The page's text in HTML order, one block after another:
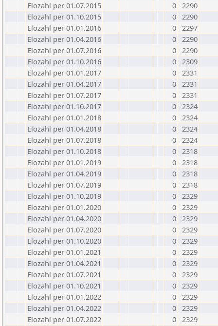
Elozahl per 01.07.2015
0 2290
Elozahl per 01.10.2015
0 2290
Elozahl per 01.01.2016
0 2297
Elozahl per 01.04.2016
0 2290
Elozahl per 01.07.2016
0 2290
Elozahl per 01.10.2016
0 2309
Elozahl per 01.01.2017
0 2331
Elozahl per 01.04.2017
0 2331
Elozahl per 01.07.2017
0 2331
Elozahl per 01.10.2017
0 2324
Elozahl per 01.01.2018
0 2324
Elozahl per 01.04.2018
0 2324
Elozahl per 01.07.2018
0 2324
Elozahl per 01.10.2018
0 2318
Elozahl per 01.01.2019
0 2318
Elozahl per 01.04.2019
0 2318
Elozahl per 01.07.2019
0 2318
Elozahl per 01.10.2019
0 2329
Elozahl per 01.01.2020
0 2329
Elozahl per 01.04.2020
0 2329
Elozahl per 01.07.2020
0 2329
Elozahl per 01.10.2020
0 2329
Elozahl per 01.01.2021
0 2329
Elozahl per 01.04.2021
0 2329
Elozahl per 01.07.2021
0 2329
Elozahl per 01.10.2021
0 2329
Elozahl per 01.01.2022
0 2329
Elozahl per 01.04.2022
0 2329
Elozahl per 01.07.2022
0 2329